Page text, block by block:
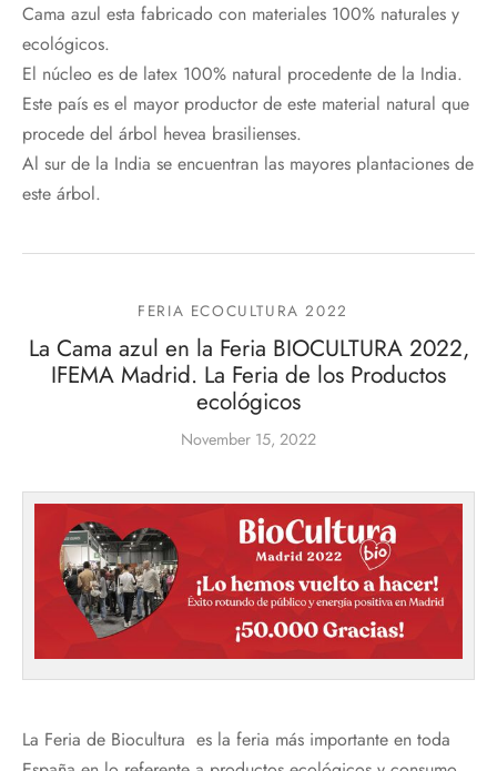
Cama azul esta fabricado con materiales 100% naturales y
ecológicos.
El núcleo es de latex 100% natural procedente de la India.
Este país es el mayor productor de este material natural que
procede del árbol hevea brasilienses.
Al sur de la India se encuentran las mayores plantaciones de
este árbol.
FERIA ECOCULTURA 2022
La Cama azul en la Feria BIOCULTURA 2022,
IFEMA Madrid. La Feria de los Productos
ecológicos
November 15, 2022
La Feria de Biocultura es la feria más importante en toda